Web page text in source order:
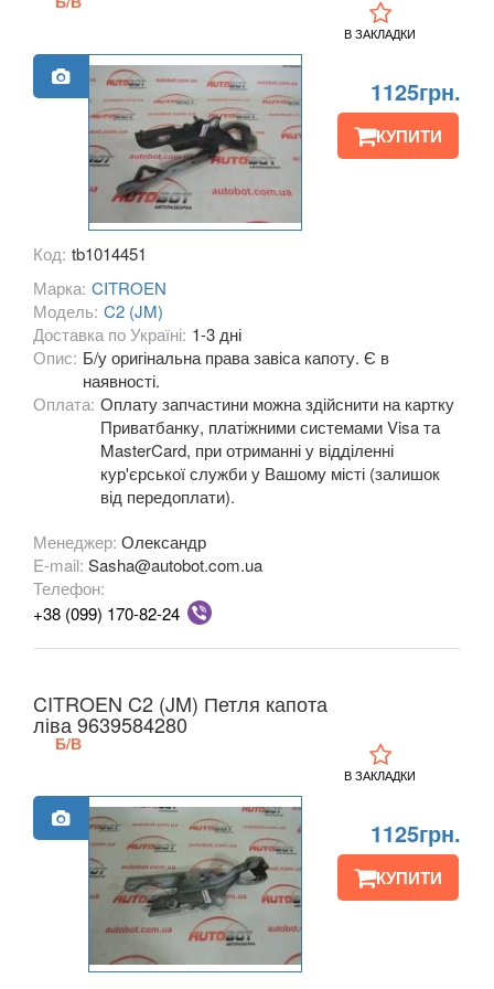
C3 Pluriel (HB)
C3 Picasso (SH)
C4 I (LC, LA)
C4 I Picasso (UD)
C4 I Grand Picasso (UD)
C4 II (B7)
C4 II Picasso (B78)
C4 II Grand Picasso (B78)
C4 Aircross
C4 Cactus I
C5 I X40 (DC, DE)
C5 I X40 (RC, RE)
C5 II X7 (RD, TD)
C6 (TD)
C8 (EA, EB)
C-Crosser (EP)
C-Elysee II
DS3
DS4 Crossback
1125грн.
КУПИТИ
В ЗАКЛАДКИ
Код: tb1014451
Марка: CITROEN
Модель: C2 (JM)
Доставка по Україні: 1-3 дні
Опис: Б/у оригінальна права завіса капоту. Є в
наявності.
Оплата: Оплату запчастини можна здійснити на картку
Приватбанку, платіжними системами Visa та
MasterCard, при отриманні у відділенні
кур'єрської служби у Вашому місті (залишок
від передоплати).
Менеджер: Олександр
E-mail: Sasha@autobot.com.ua
Телефон:
+38 (099) 170-82-24
CITROEN C2 (JM) Петля капота
ліва 9639584280
Б/В
1125грн.
КУПИТИ
В ЗАКЛАДКИ